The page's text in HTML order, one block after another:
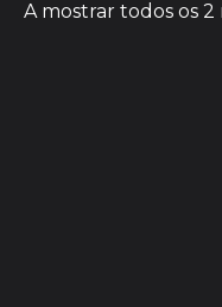
A mostrar todos os